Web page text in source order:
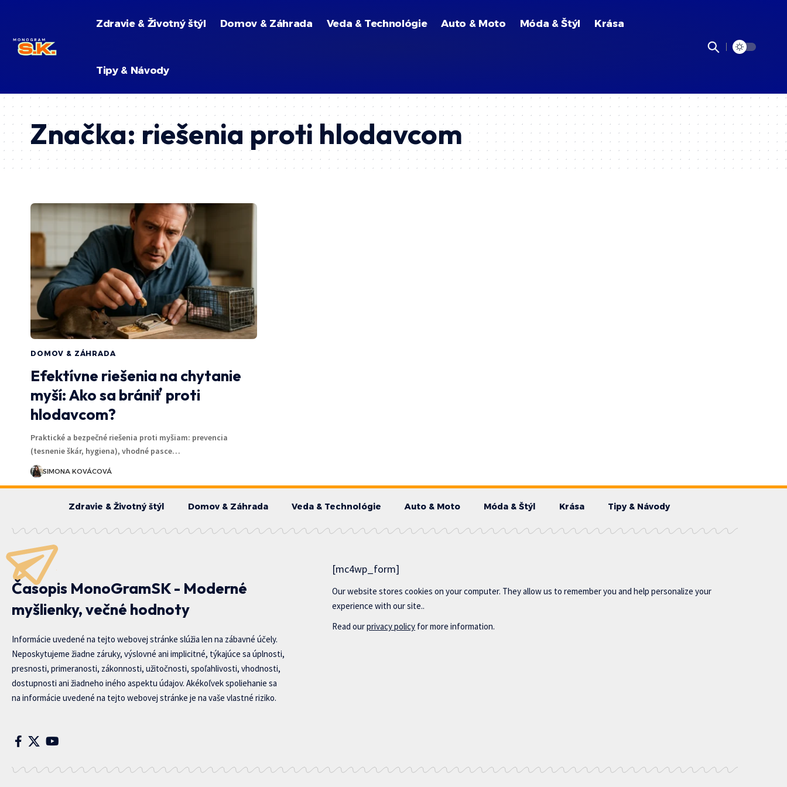
Zdravie & Životný štýl Domov & Záhrada Veda & Technológie Auto & Moto Móda & Štýl Krása
Tipy & Návody
Značka:riešenia proti hlodavcom
DOMOV & ZÁHRADA
Efektívne riešenia na chytanie
myší: Ako sa brániť proti
hlodavcom?
Praktické a bezpečné riešenia proti myšiam: prevencia
(tesnenie škár, hygiena), vhodné pasce…
SIMONA KOVÁCOVÁ
Zdravie & Životný štýl Domov & Záhrada Veda & Technológie Auto & Moto Móda & Štýl Krása Tipy & Návody
Časopis MonoGramSK - Moderné
myšlienky, večné hodnoty
Informácie uvedené na tejto webovej stránke slúžia len na zábavné účely.
Neposkytujeme žiadne záruky, výslovné ani implicitné, týkajúce sa úplnosti,
presnosti, primeranosti, zákonnosti, užitočnosti, spoľahlivosti, vhodnosti,
dostupnosti ani žiadneho iného aspektu údajov. Akékoľvek spoliehanie sa
na informácie uvedené na tejto webovej stránke je na vaše vlastné riziko.
[mc4wp_form]
Our website stores cookies on your computer. They allow us to remember you and help personalize your
experience with our site..
Read ourprivacy policy for more information.